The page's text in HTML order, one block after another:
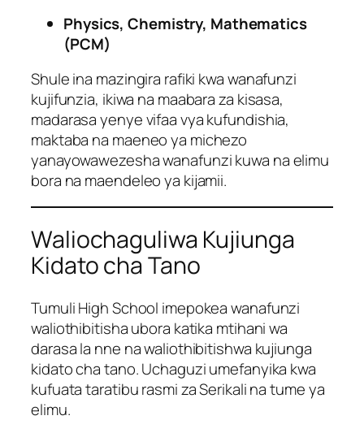
Physics, Chemistry, Mathematics
(PCM)
Shule ina mazingira rafiki kwa wanafunzi
kujifunzia, ikiwa na maabara za kisasa,
madarasa yenye vifaa vya kufundishia,
maktaba na maeneo ya michezo
yanayowawezesha wanafunzi kuwa na elimu
bora na maendeleo ya kijamii.
Waliochaguliwa Kujiunga
Kidato cha Tano
Tumuli High School imepokea wanafunzi
waliothibitisha ubora katika mtihani wa
darasa la nne na waliothibitishwa kujiunga
kidato cha tano. Uchaguzi umefanyika kwa
kufuata taratibu rasmi za Serikali na tume ya
elimu.